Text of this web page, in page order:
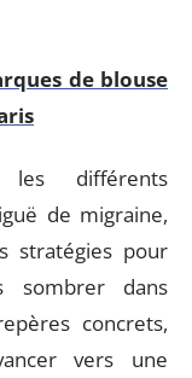
de blouse
différents
de migraine,
stratégies pour
sombrer dans
concrets,
vers une